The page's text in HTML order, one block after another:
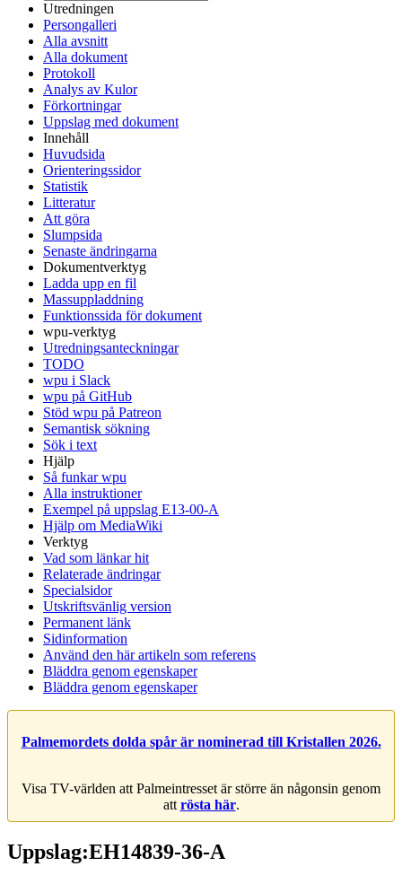
Utredningen
Persongalleri
Alla avsnitt
Alla dokument
Protokoll
Analys av Kulor
Förkortningar
Uppslag med dokument
Innehåll
Huvudsida
Orienteringssidor
Statistik
Litteratur
Att göra
Slumpsida
Senaste ändringarna
Dokumentverktyg
Ladda upp en fil
Massuppladdning
Funktionssida för dokument
wpu-verktyg
Utredningsanteckningar
TODO
wpu i Slack
wpu på GitHub
Stöd wpu på Patreon
Semantisk sökning
Sök i text
Hjälp
Så funkar wpu
Alla instruktioner
Exempel på uppslag E13-00-A
Hjälp om MediaWiki
Verktyg
Vad som länkar hit
Relaterade ändringar
Specialsidor
Utskriftsvänlig version
Permanent länk
Sidinformation
Använd den här artikeln som referens
Bläddra genom egenskaper
Bläddra genom egenskaper
Palmemordets dolda spår är nominerad till Kristallen 2026.
Visa TV-världen att Palmeintresset är större än någonsin genom
att rösta här.
Uppslag:EH14839-36-A